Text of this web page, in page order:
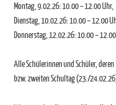
Montag, 9.02.26: 10.00 – 12.00 Uhr,
Dienstag, 10.02.26: 10.00 – 12.00
Donnerstag, 12.02.26: 10.00 – 12.00
Alle Schülerinnen und Schüler,
bzw. zweiten Schultag (23./